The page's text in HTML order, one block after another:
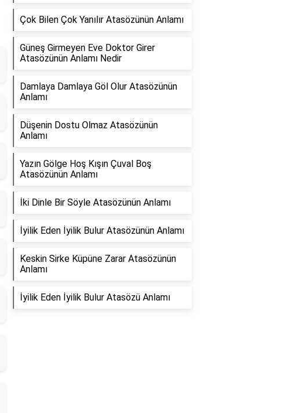
Çok Bilen Çok Yanılır Atasözünün Anlamı
Güneş Girmeyen Eve Doktor Girer
Atasözünün Anlamı Nedir
Damlaya Damlaya Göl Olur Atasözünün
Anlamı
Düşenin Dostu Olmaz Atasözünün
Anlamı
Yazın Gölge Hoş Kışın Çuval Boş
Atasözünün Anlamı
İki Dinle Bir Söyle Atasözünün Anlamı
İyilik Eden İyilik Bulur Atasözünün Anlamı
Keskin Sirke Küpüne Zarar Atasözünün
Anlamı
İyilik Eden İyilik Bulur Atasözü Anlamı